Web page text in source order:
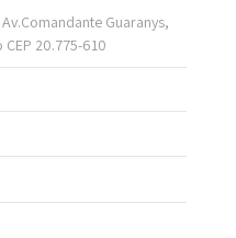
Guaranys,
20.775-610